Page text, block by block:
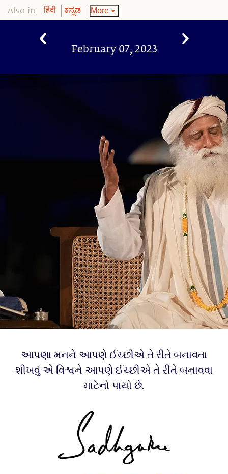
Also in: हिंदी ಕನ್ನಡ More
February 07, 2023
આપણા મનને આપણે ઈચ્છીએ તે રીતે બનાવતા
શીખવું એ વિશ્વને આપણે ઈચ્છીએ તે રીતે બનાવવા
માટેનો પાયો છે.